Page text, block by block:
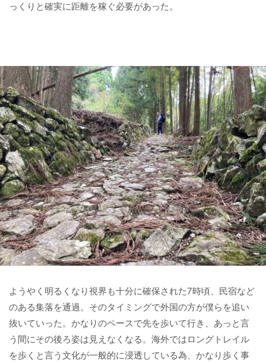
っくりと確実に距離を稼ぐ必要があった。
ようやく明るくなり視界も十分に確保された7時頃、民宿など
のある集落を通過。そのタイミングで外国の方が僕らを追い
抜いていった。かなりのペースで先を歩いて行き、あっと言
う間にその後ろ姿は見えなくなる。海外ではロングトレイル
を歩くと言う文化が一般的に浸透している為、かなり歩く事